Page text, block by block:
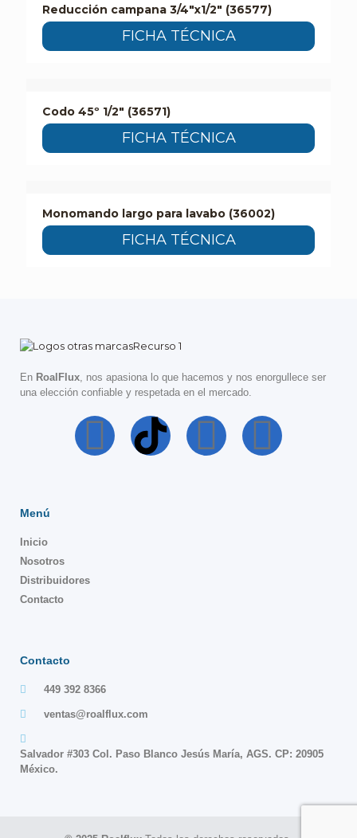
Reducción campana 3/4″x1/2″ (36577)
FICHA TÉCNICA
Codo 45º 1/2″ (36571)
FICHA TÉCNICA
Monomando largo para lavabo (36002)
FICHA TÉCNICA
En RoalFlux, nos apasiona lo que hacemos y nos enorgullece ser
una elección confiable y respetada en el mercado.
Menú
Inicio
Nosotros
Distribuidores
Contacto
Contacto
449 392 8366
ventas@roalflux.com
Salvador #303 Col. Paso Blanco Jesús María, AGS. CP: 20905
México.